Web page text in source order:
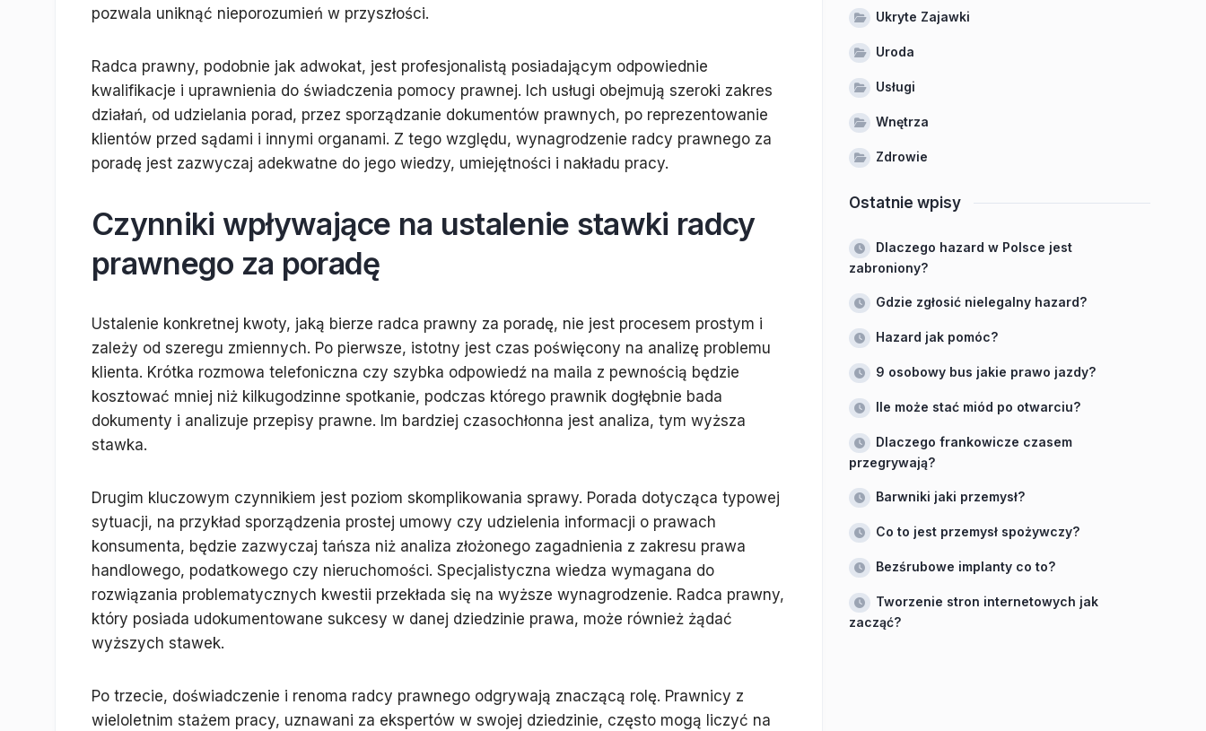
pozwala uniknąć nieporozumień w przyszłości.
Radca prawny, podobnie jak adwokat, jest profesjonalistą posiadającym odpowiednie
kwalifikacje i uprawnienia do świadczenia pomocy prawnej. Ich usługi obejmują szeroki zakres
działań, od udzielania porad, przez sporządzanie dokumentów prawnych, po reprezentowanie
klientów przed sądami i innymi organami. Z tego względu, wynagrodzenie radcy prawnego za
poradę jest zazwyczaj adekwatne do jego wiedzy, umiejętności i nakładu pracy.
Czynniki wpływające na ustalenie stawki radcy
prawnego za poradę
Ustalenie konkretnej kwoty, jaką bierze radca prawny za poradę, nie jest procesem prostym i
zależy od szeregu zmiennych. Po pierwsze, istotny jest czas poświęcony na analizę problemu
klienta. Krótka rozmowa telefoniczna czy szybka odpowiedź na maila z pewnością będzie
kosztować mniej niż kilkugodzinne spotkanie, podczas którego prawnik dogłębnie bada
dokumenty i analizuje przepisy prawne. Im bardziej czasochłonna jest analiza, tym wyższa
stawka.
Drugim kluczowym czynnikiem jest poziom skomplikowania sprawy. Porada dotycząca typowej
sytuacji, na przykład sporządzenia prostej umowy czy udzielenia informacji o prawach
konsumenta, będzie zazwyczaj tańsza niż analiza złożonego zagadnienia z zakresu prawa
handlowego, podatkowego czy nieruchomości. Specjalistyczna wiedza wymagana do
rozwiązania problematycznych kwestii przekłada się na wyższe wynagrodzenie. Radca prawny,
który posiada udokumentowane sukcesy w danej dziedzinie prawa, może również żądać
wyższych stawek.
Po trzecie, doświadczenie i renoma radcy prawnego odgrywają znaczącą rolę. Prawnicy z
wieloletnim stażem pracy, uznawani za ekspertów w swojej dziedzinie, często mogą liczyć na
Ukryte Zajawki
Uroda
Usługi
Wnętrza
Zdrowie
Ostatnie wpisy
Dlaczego hazard w Polsce jest
zabroniony?
Gdzie zgłosić nielegalny hazard?
Hazard jak pomóc?
9 osobowy bus jakie prawo jazdy?
Ile może stać miód po otwarciu?
Dlaczego frankowicze czasem
przegrywają?
Barwniki jaki przemysł?
Co to jest przemysł spożywczy?
Bezśrubowe implanty co to?
Tworzenie stron internetowych jak
zacząć?